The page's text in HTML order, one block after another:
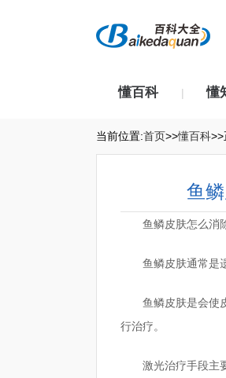
懂百科 | 懂
当前位置:首页>>懂百科>>
鱼
鱼鳞皮肤怎么消
鱼鳞皮肤通常是
鱼鳞皮肤是会使
行治疗。
激光治疗手段主